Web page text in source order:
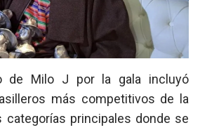
de Milo J por la gala incluyó
más competitivos de la
categorías principales donde se